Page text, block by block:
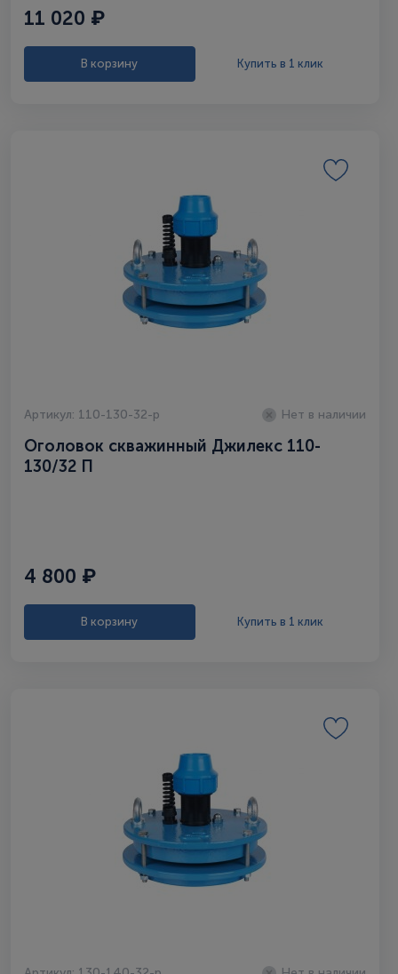
11 020 ₽
В корзину Купить в 1 клик
Артикул: 110-130-32-p Нет в наличии
Оголовок скважинный Джилекс 110-
130/32 П
4 800 ₽
В корзину Купить в 1 клик